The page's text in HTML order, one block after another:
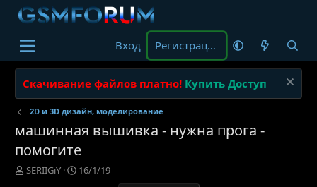
Вход Регистрация
Скачивание файлов платно! Купить Доступ
2D и 3D дизайн, моделирование
машинная вышивка - нужна прога -
помогите
А
SERIIGiY
Д
16/1/19